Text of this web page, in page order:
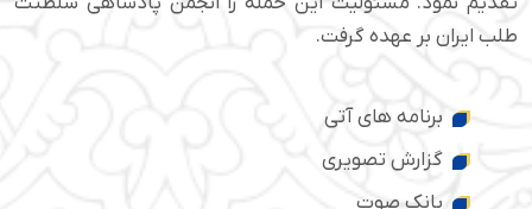
طلب ایران بر عهده گرفت.
برنامه های آتی
گزارش تصویری
بانک صوت